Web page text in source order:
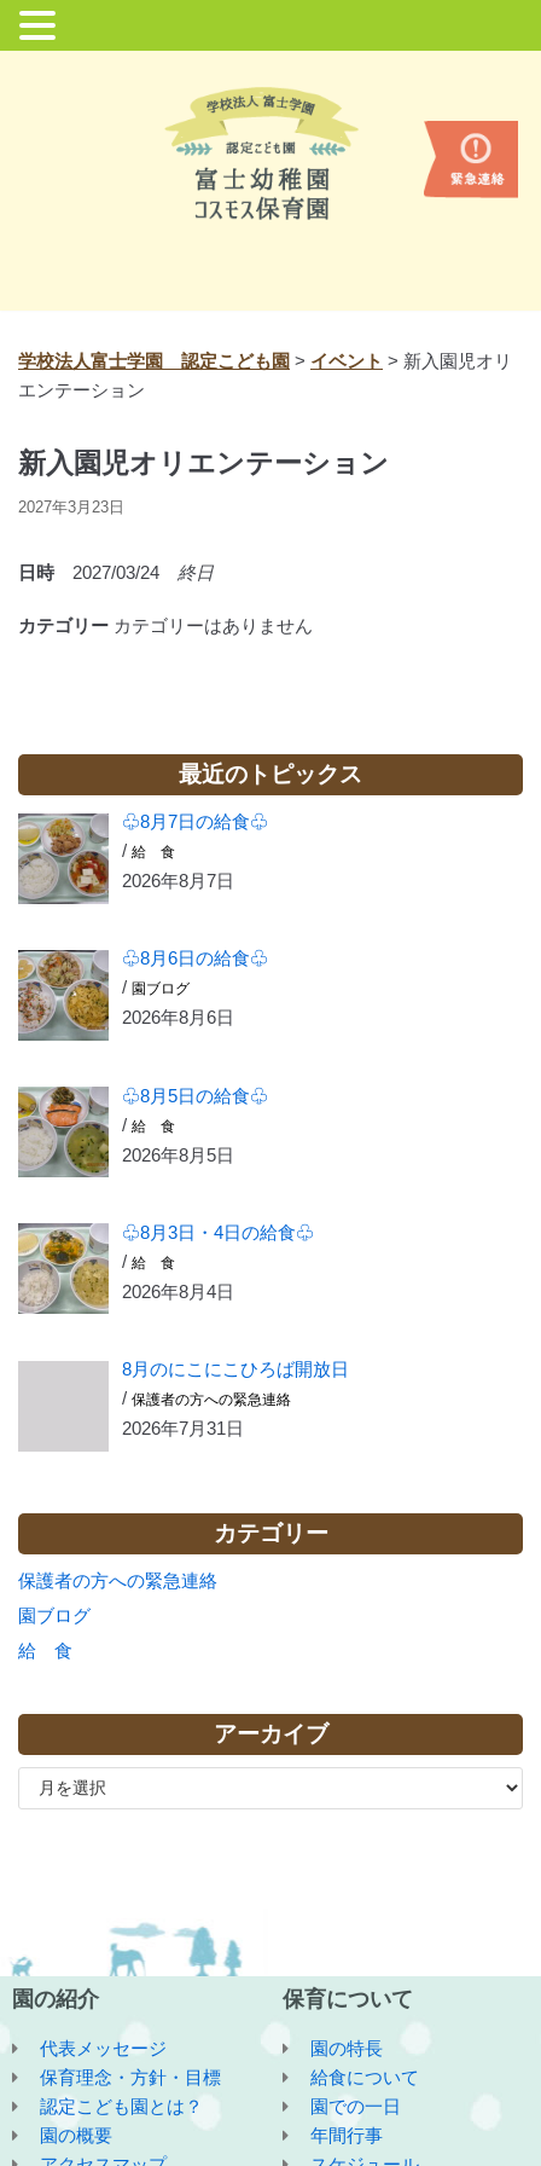
ッ
学校法人富士学園 認定こども園 > イベント > 新入園児オリ
エンテーション
新入園児オリエンテーション
2027年3月23日
日時 2027/03/24 終日
カテゴリー カテゴリーはありません
最近のトピックス
♧8月7日の給食♧
/給 食
2026年8月7日
♧8月6日の給食♧
/園ブログ
2026年8月6日
♧8月5日の給食♧
/給 食
2026年8月5日
♧8月3日・4日の給食♧
/給 食
2026年8月4日
8月のにこにこひろば開放日
/保護者の方への緊急連絡
2026年7月31日
カテゴリー
保護者の方への緊急連絡
園ブログ
給 食
アーカイブ
園の紹介
代表メッセージ
保育理念・方針・目標
認定こども園とは？
園の概要
保育について
園の特長
給食について
園での一日
年間行事